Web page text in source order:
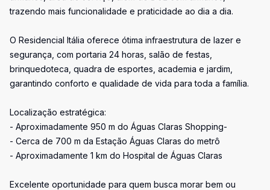
trazendo mais funcionalidade e praticidade ao dia a dia.
O Residencial Itália oferece ótima infraestrutura de lazer e
segurança, com portaria 24 horas, salão de festas,
brinquedoteca, quadra de esportes, academia e jardim,
garantindo conforto e qualidade de vida para toda a família.
Localização estratégica:
- Aproximadamente 950 m do Águas Claras Shopping-
- Cerca de 700 m da Estação Águas Claras do metrô
- Aproximadamente 1 km do Hospital de Águas Claras
Excelente oportunidade para quem busca morar bem ou